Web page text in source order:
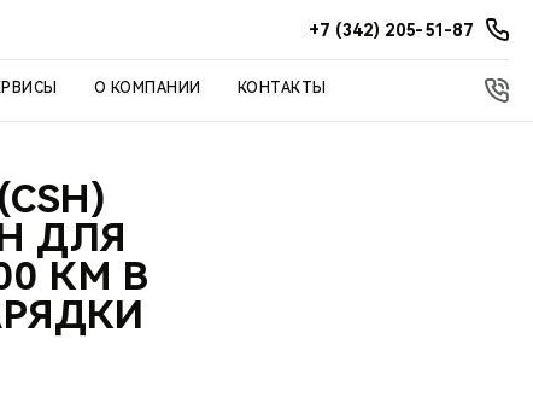
+7 (342) 205-51-87
О КОМПАНИИ КОНТАКТЫ
ДЛЯ
КМ В